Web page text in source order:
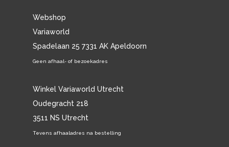
Webshop
Variaworld
Spadelaan 25 7331 AK Apeldoorn
Geen afhaal- of bezoekadres
Winkel Variaworld Utrecht
Oudegracht 218
3511 NS Utrecht
Tevens afhaaladres na bestelling